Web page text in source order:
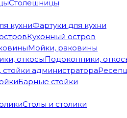
Столешницы
Фартуки для кухни
Кухонный остров
Мойки, раковины
Подоконники,
Барные стойки
Столы и столики